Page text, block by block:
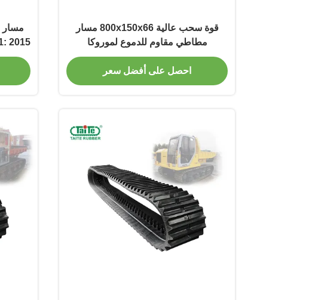
قوة سحب عالية 800x150x66 مسار
مطاطي مقاوم للدموع لموروكا
احصل على أفضل سعر